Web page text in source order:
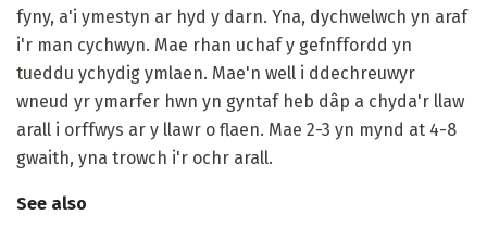
fyny, a'i ymestyn ar hyd y darn. Yna, dychwelwch yn araf
i'r man cychwyn. Mae rhan uchaf y gefnffordd yn
tueddu ychydig ymlaen. Mae'n well i ddechreuwyr
wneud yr ymarfer hwn yn gyntaf heb dâp a chyda'r llaw
arall i orffwys ar y llawr o flaen. Mae 2-3 yn mynd at 4-8
gwaith, yna trowch i'r ochr arall.
See also